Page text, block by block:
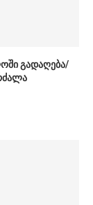
გადაღება/